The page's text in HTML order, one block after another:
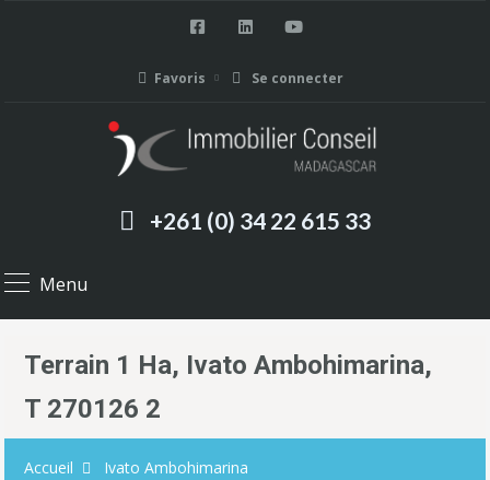
Favoris Se connecter
+261 (0) 34 22 615 33
Menu
Terrain 1 Ha, Ivato Ambohimarina,
T 270126 2
Accueil Ivato Ambohimarina